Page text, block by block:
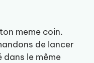
meme coin.
de lancer
le même